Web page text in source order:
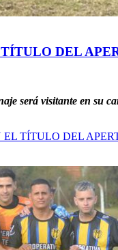
DEL
será visitante en su
TÍTULO DEL